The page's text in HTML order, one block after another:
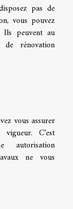
pas de
vous pouvez
Ils peuvent au
rénovation
vous assurer
C’est
ne vous